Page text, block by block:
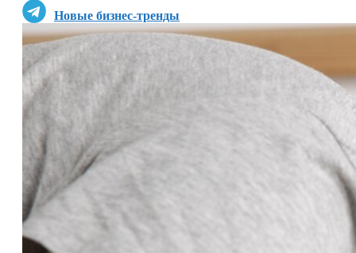
Новые бизнес-тренды